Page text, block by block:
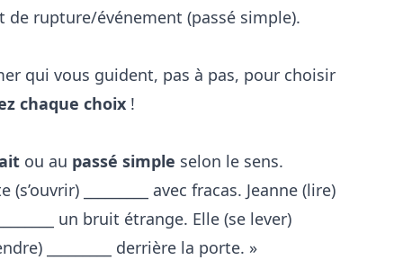
rupture/événement (passé simple).
qui vous guident, pas à pas, pour choisir
chaque choix !
ou au passé simple selon le sens.
_________ avec fracas. Jeanne (lire)
un bruit étrange. Elle (se lever)
_________ derrière la porte. »